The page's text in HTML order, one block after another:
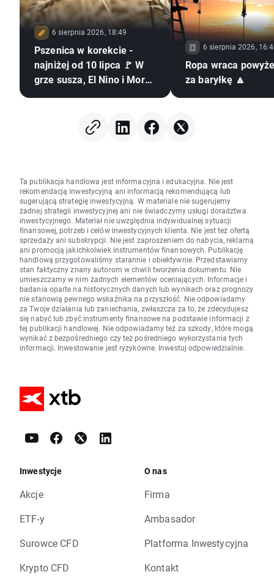
6 sierpnia 2026, 18:49
Pszenica w korekcie -
najniżej od 10 lipca 🚩 W
grze susza, El Nino i Morze
6 sierpnia 2026,
Ropa wraca
za baryłkę 🔼
Ta publikacja handlowa jest informacyjna i edukacyjna. Nie jest
rekomendacją inwestycyjną ani informacją rekomendującą lub
sugerującą strategię inwestycyjną. W materiale nie sugerujemy
żadnej strategii inwestycyjnej ani nie świadczymy usługi doradztwa
inwestycyjnego. Materiał nie uwzględnia indywidualnej sytuacji
finansowej, potrzeb i celów inwestycyjnych klienta. Nie jest też ofertą
sprzedaży ani subskrypcji. Nie jest zaproszeniem do nabycia, reklamą
ani promocją jakichkolwiek instrumentów finansowych. Publikację
handlową przygotowaliśmy starannie i obiektywnie. Przedstawiamy
stan faktyczny znany autorom w chwili tworzenia dokumentu. Nie
umieszczamy w nim żadnych elementów oceniających. Informacje i
badania oparte na historycznych danych lub wynikach oraz prognozy
nie stanowią pewnego wskaźnika na przyszłość. Nie odpowiadamy
za Twoje działania lub zaniechania, zwłaszcza za to, że zdecydujesz
się nabyć lub zbyć instrumenty finansowe na podstawie informacji z
tej publikacji handlowej. Nie odpowiadamy też za szkody, które mogą
wynikać z bezpośredniego czy też pośredniego wykorzystania tych
informacji. Inwestowanie jest ryzykowne. Inwestuj odpowiedzialnie.
Inwestycje
Akcje
ETF-y
Surowce CFD
Krypto CFD
O nas
Firma
Ambasador
Platforma Inwestycyjna
Kontakt